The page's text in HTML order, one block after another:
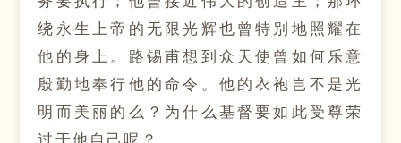
绕永生上帝的无限光辉也曾特别地照耀在
他的身上。路锡甫想到众天使曾如何乐意
殷勤地奉行他的命令。他的衣袍岂不是光
明而美丽的么？为什么基督要如此受尊荣
过于他自己呢？